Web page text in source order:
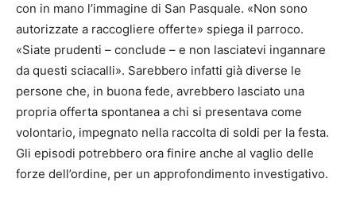
con in mano l’immagine di San Pasquale. «Non sono
autorizzate a raccogliere offerte» spiega il parroco.
«Siate prudenti – conclude – e non lasciatevi ingannare
da questi sciacalli». Sarebbero infatti già diverse le
persone che, in buona fede, avrebbero lasciato una
propria offerta spontanea a chi si presentava come
volontario, impegnato nella raccolta di soldi per la festa.
Gli episodi potrebbero ora finire anche al vaglio delle
forze dell’ordine, per un approfondimento investigativo.